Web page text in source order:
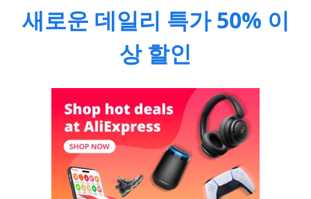
새로운 데일리 특가 50% 이
상 할인